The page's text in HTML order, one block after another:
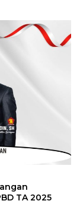
TA 2025